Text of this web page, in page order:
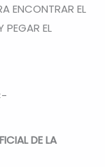
ENCONTRAR EL
PEGAR EL
DE LA